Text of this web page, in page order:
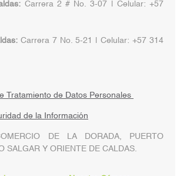
Carrera 2 # No. 3-07 | Celular: +57
Carrera 7 No. 5-21 | Celular: +57 314
Tratamiento de Datos Personales
de la Información
DE LA DORADA, PUERTO
SALGAR Y ORIENTE DE CALDAS.